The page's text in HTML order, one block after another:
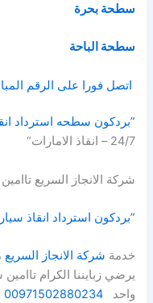
سطحة بحرة
سطحة الباحة
اتصل فورا على الرقم المباشر
”بردكون سطحه استرداد
24/7 – انقاذ الامارات“
شركة الانجاز السريع تاامين
”بردكون استرداد انقاذ سيارات
خدمة شركة الانجاز السريع
يرضي زبايننا الكرام
واحد00971502880234